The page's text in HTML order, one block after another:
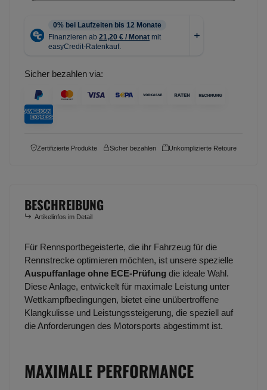
Sicher bezahlen via:
Zertifizierte Produkte Sicher bezahlen Unkomplizierte Retoure
BESCHREIBUNG
Artikelinfos im Detail
Für Rennsportbegeisterte, die ihr Fahrzeug für die
Rennstrecke optimieren möchten, ist unsere spezielle
Auspuffanlage ohne ECE-Prüfung die ideale Wahl.
Diese Anlage, entwickelt für maximale Leistung unter
Wettkampfbedingungen, bietet eine unübertroffene
Klangkulisse und Leistungssteigerung, die speziell auf
die Anforderungen des Motorsports abgestimmt ist.
MAXIMALE PERFORMANCE